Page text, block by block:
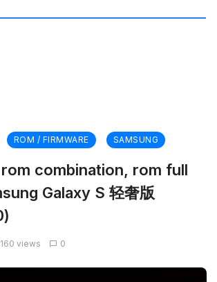
ROM / FIRMWARE SAMSUNG
combination, rom full
Galaxy S 轻奢版
views 0